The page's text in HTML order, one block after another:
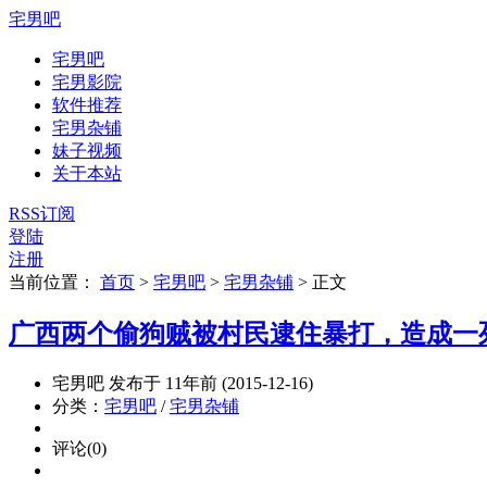
宅男吧
宅男吧
宅男影院
软件推荐
宅男杂铺
妹子视频
关于本站
RSS订阅
登陆
注册
当前位置：
首页 > 宅男吧 > 宅男杂铺 > 正文
广西两个偷狗贼被村民逮住暴打，造成一
宅男吧 发布于 11年前 (2015-12-16)
分类： 宅男吧 /宅男杂铺
评论(0)